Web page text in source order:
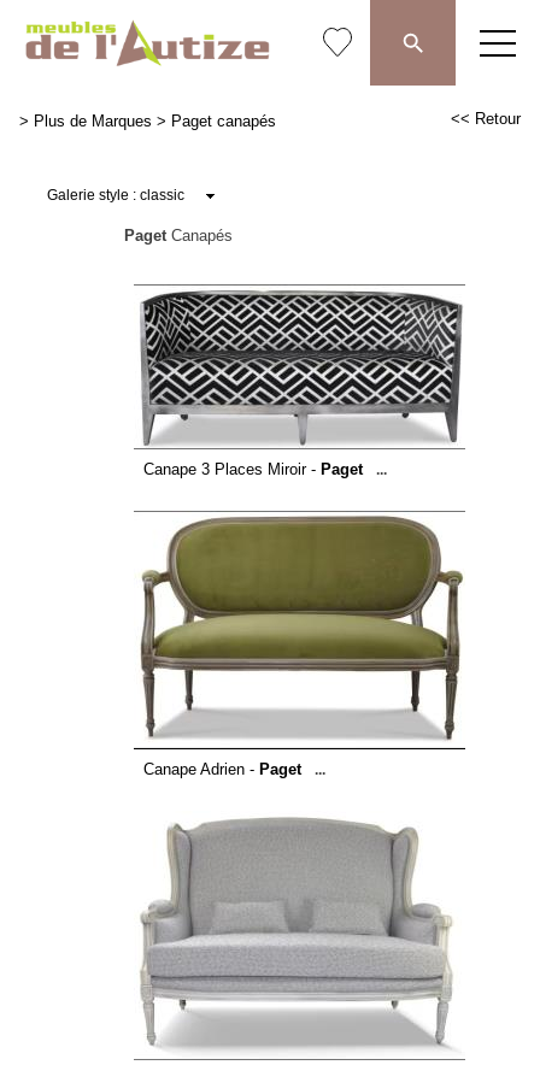
> Plus de Marques > Paget canapés << Retour
PagetCanapés
Canape 3 Places Miroir - Paget ...
Canape Adrien - Paget ...